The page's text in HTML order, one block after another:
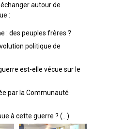
autour de
:
: des peuples frères ?
politique de
est-elle vécue sur le
par la Communauté
à cette guerre ? (…)